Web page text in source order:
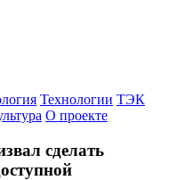
Технологии ТЭК
О проекте
сделать